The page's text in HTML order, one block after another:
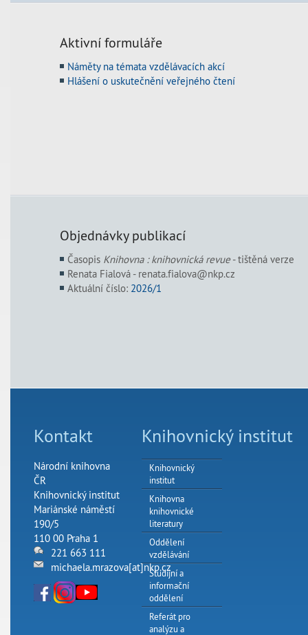
Aktivní formuláře
Náměty na témata vzdělávacích akcí
Hlášení o uskutečnění veřejného čtení
Objednávky publikací
Časopis Knihovna : knihovnická revue- tištěná verze
Renata Fialová - renata.fialova@nkp.cz
Aktuální číslo: 2026/1
Kontakt
Národní knihovna
ČR
Knihovnický institut
Mariánské náměstí
190/5
110 00 Praha 1
221 663 111
michaela.mrazova[at]nkp.cz
Knihovnický institut
Knihovnický
institut
Knihovna
knihovnické
literatury
Oddělení
vzdělávání
Studijní a
informační
oddělení
Referát pro
analýzu a